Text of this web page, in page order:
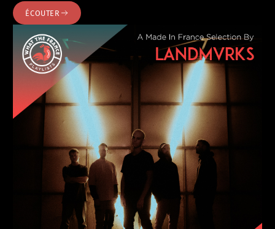
ÉCOUTER